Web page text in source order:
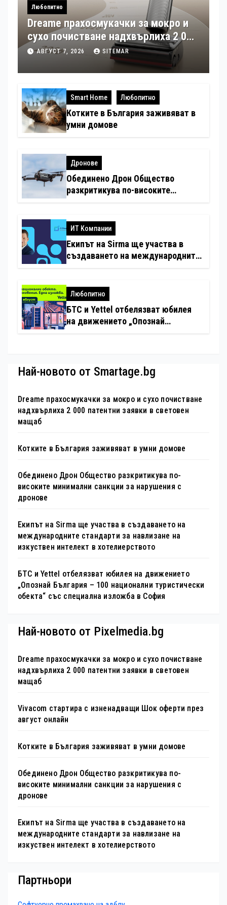
Любопитно
Dreame прахосмукачки за мокро и
сухо почистване надхвърлиха 2 000
патентни заявки в световен мащаб
АВГУСТ 7, 2026 SITEMAR
Smart Home Любопитно
Котките в България заживяват в
умни домове
Дронове
Обединено Дрон Общество
разкритикува по-високите
ИТ Компании
Екипът на Sirma ще участва в
създаването на международните
хотелиерството
Любопитно
БТС и Yettel отбелязват юбилея
на движението „Опознай
Най-новото от Smartage.bg
Dreame прахосмукачки за мокро и сухо почистване
надхвърлиха 2 000 патентни заявки в световен
мащаб
Котките в България заживяват в умни домове
Обединено Дрон Общество разкритикува по-
високите минимални санкции за нарушения с
дронове
Екипът на Sirma ще участва в създаването на
международните стандарти за навлизане на
изкуствен интелект в хотелиерството
БТС и Yettel отбелязват юбилея на движението
„Опознай България – 100 национални туристически
обекта“ със специална изложба в София
Най-новото от Pixelmedia.bg
Dreame прахосмукачки за мокро и сухо почистване
надхвърлиха 2 000 патентни заявки в световен
мащаб
Vivacom стартира с изненадващи Шок оферти през
август онлайн
Котките в България заживяват в умни домове
Обединено Дрон Общество разкритикува по-
високите минимални санкции за нарушения с
дронове
Екипът на Sirma ще участва в създаването на
международните стандарти за навлизане на
изкуствен интелект в хотелиерството
Партньори